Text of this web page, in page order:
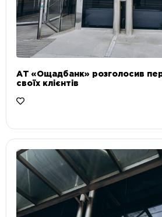
АТ «Ощадбанк» розголосив
своїх клієнтів